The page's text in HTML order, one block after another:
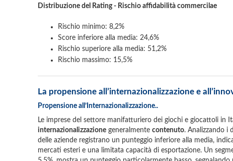
Distribuzione del Rating - Rischio affidabilità commercilae
Rischio minimo: 8,2%
Score inferiore alla media: 24,6%
Rischio superiore alla media: 51,2%
Rischio massimo: 15,5%
La propensione all’internazionalizzazione e
Propensione all’Internazionalizzazione..
Le imprese del settore manifatturiero dei giochi e giocattoli in
internazionalizzazione generalmente contenuto. Analizzando i
delle aziende registrano un punteggio inferiore alla media,
mercati esteri e una limitata capacità di esportazione. Un